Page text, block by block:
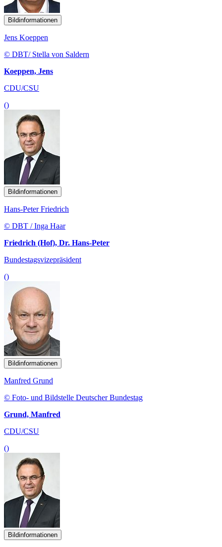
Bildinformationen
Jens Koeppen
© DBT/ Stella von Saldern
Koeppen, Jens
CDU/CSU
()
Bildinformationen
Hans-Peter Friedrich
© DBT / Inga Haar
Friedrich (Hof), Dr. Hans-Peter
Bundestagsvizepräsident
()
Bildinformationen
Manfred Grund
© Foto- und Bildstelle Deutscher Bundestag
Grund, Manfred
CDU/CSU
()
Bildinformationen